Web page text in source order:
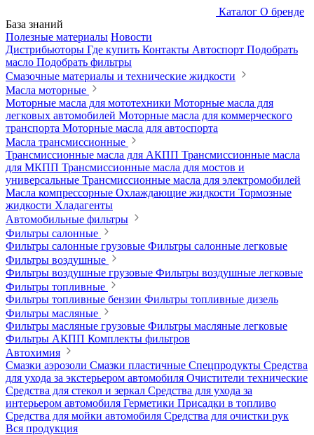
Каталог О бренде
База знаний
Полезные материалы Новости
Дистрибьюторы Где купить Контакты Автоспорт Подобрать
масло Подобрать фильтры
Смазочные материалы и технические жидкости
Масла моторные
Моторные масла для мототехники Моторные масла для
легковых автомобилей Моторные масла для коммерческого
транспорта Моторные масла для автоспорта
Масла трансмиссионные
Трансмиссионные масла для АКПП Трансмиссионные масла
для МКПП Трансмиссионные масла для мостов и
универсальные Трансмиссионные масла для электромобилей
Масла компрессорные Охлаждающие жидкости Тормозные
жидкости Хладагенты
Автомобильные фильтры
Фильтры салонные
Фильтры салонные грузовые Фильтры салонные легковые
Фильтры воздушные
Фильтры воздушные грузовые Фильтры воздушные легковые
Фильтры топливные
Фильтры топливные бензин Фильтры топливные дизель
Фильтры масляные
Фильтры масляные грузовые Фильтры масляные легковые
Фильтры АКПП Комплекты фильтров
Автохимия
Смазки аэрозоли Смазки пластичные Спецпродукты Средства
для ухода за экстерьером автомобиля Очистители технические
Средства для стекол и зеркал Средства для ухода за
интерьером автомобиля Герметики Присадки в топливо
Средства для мойки автомобиля Средства для очистки рук
Вся продукция